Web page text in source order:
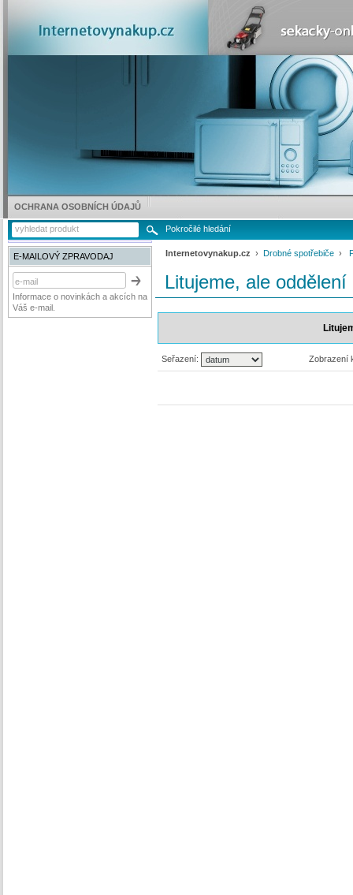
Internetovynakup.cz › Drobné spotřebiče ›
Litujeme, ale oddělení
Seřazení: Zobrazení
E-MAILOVÝ ZPRAVODAJ
Informace o novinkách a akcích na
Váš e-mail.
Pokročilé hledání
OCHRANA OSOBNÍCH ÚDAJŮ